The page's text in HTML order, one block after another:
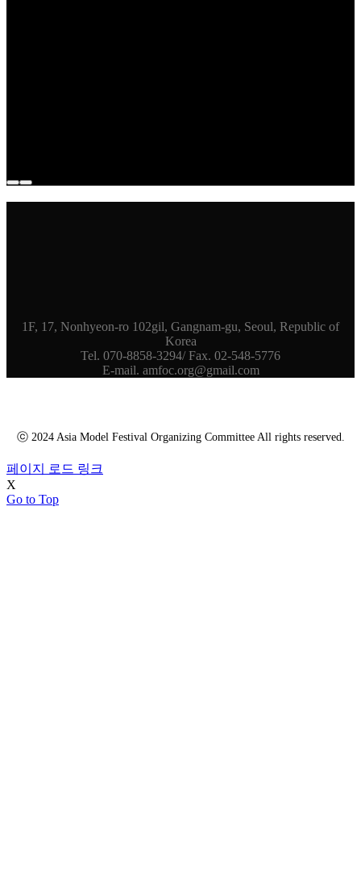
1F, 17, Nonhyeon-ro 102gil, Gangnam-gu, Seoul, Republic of
Korea
Tel. 070-8858-3294/ Fax. 02-548-5776
E-mail. amfoc.org@gmail.com
ⓒ 2024 Asia Model Festival Organizing Committee All rights reserved.
페이지 로드 링크
X
Go to Top